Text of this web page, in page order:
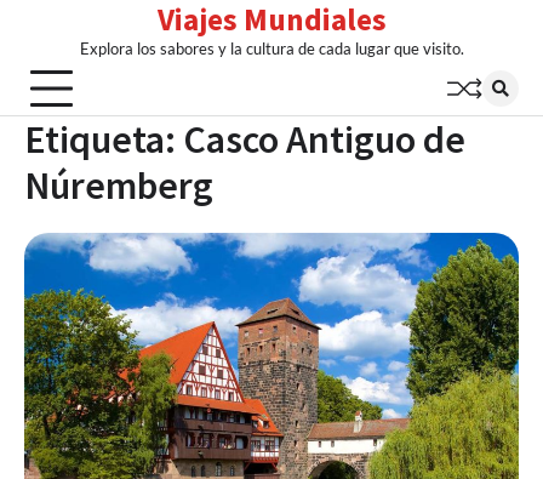
content
Viajes Mundiales
Explora los sabores y la cultura de cada lugar que visito.
Etiqueta: Casco Antiguo de
Núremberg